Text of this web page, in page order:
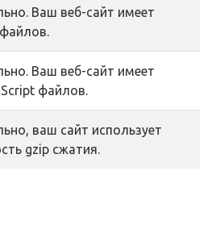
Ваш веб-сайт имеет
Ваш веб-сайт имеет
файлов.
ваш сайт использует
gzip сжатия.